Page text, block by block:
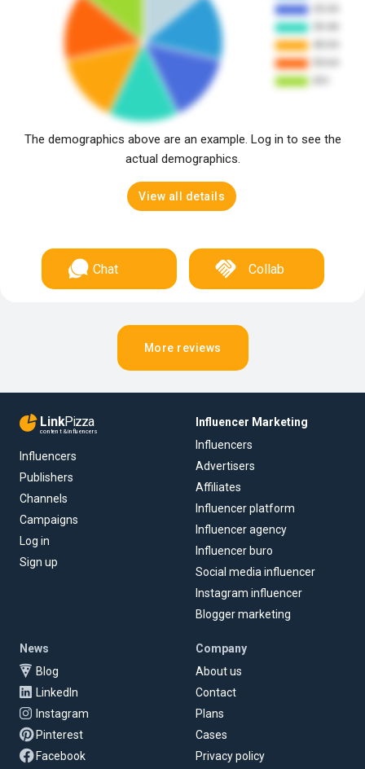
The demographics above are an example. Log in to see the
actual demographics.
View all details
Chat Collab
More reviews
LinkPizza
content & influencers
Influencers
Publishers
Channels
Campaigns
Log in
Sign up
Influencer Marketing
Influencers
Advertisers
Affiliates
Influencer platform
Influencer agency
Influencer buro
Social media influencer
Instagram influencer
Blogger marketing
News
Blog
LinkedIn
Instagram
Pinterest
Facebook
Company
About us
Contact
Plans
Cases
Privacy policy